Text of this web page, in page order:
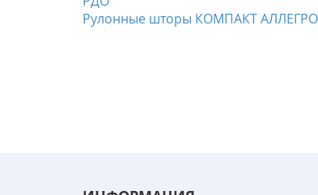
Рулонные шторы КОМПАКТ АЛЛЕГРО